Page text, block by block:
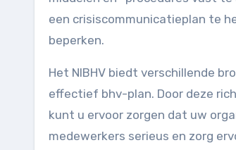
een crisiscommunicatieplan te
beperken.
Het NIBHV biedt verschillende
effectief bhv-plan. Door deze
kunt u ervoor zorgen dat uw
medewerkers serieus en zorg